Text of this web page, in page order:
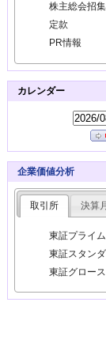
株主総会招
定款
PR情報
カレンダー
企業価値分析
取引所 決算
東証プライム
東証スタン
東証グロース